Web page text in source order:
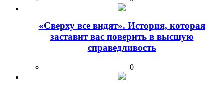
«Сверху все видят». История, которая
заставит вас поверить в высшую
справедливость
0